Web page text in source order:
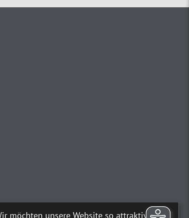
möchten unsere Website so attraktiv wie